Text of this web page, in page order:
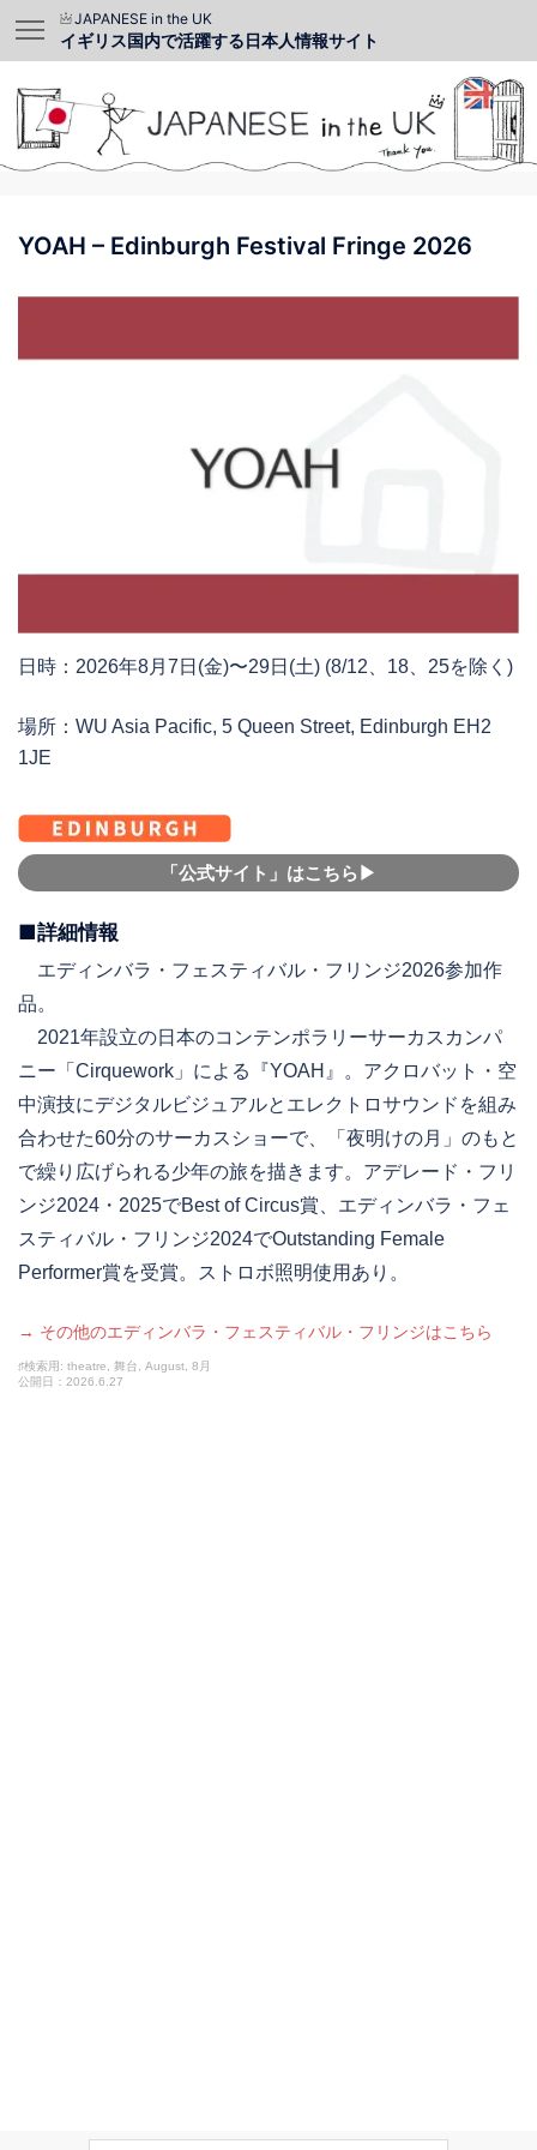
JAPANESE in the UK
イギリス国内で活躍する日本人情報サイト
YOAH – Edinburgh Festival Fringe 2026
日時：2026年8月7日(金)〜29日(土) (8/12、18、25を除く)
場所：WU Asia Pacific, 5 Queen Street, Edinburgh EH2
1JE
「公式サイト」はこちら▶︎
■詳細情報
エディンバラ・フェスティバル・フリンジ2026参加作
品。
2021年設立の日本のコンテンポラリーサーカスカンパ
ニー「Cirquework」による『YOAH』。アクロバット・空
中演技にデジタルビジュアルとエレクトロサウンドを組み
合わせた60分のサーカスショーで、「夜明けの月」のもと
で繰り広げられる少年の旅を描きます。アデレード・フリ
ンジ2024・2025でBest of Circus賞、エディンバラ・フェ
スティバル・フリンジ2024でOutstanding Female
Performer賞を受賞。ストロボ照明使用あり。
→ その他のエディンバラ・フェスティバル・フリンジはこちら
♯検索用: theatre, 舞台, August, 8月
公開日：2026.6.27